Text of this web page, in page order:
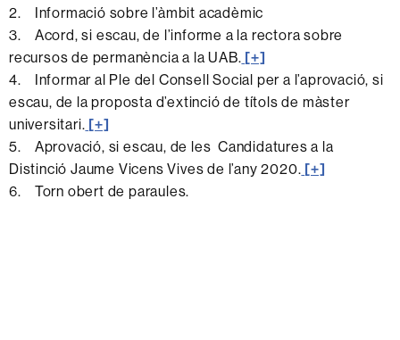
2. Informació sobre l’àmbit acadèmic
3. Acord, si escau, de l’informe a la rectora sobre
recursos de permanència a la UAB. [+]
4. Informar al Ple del Consell Social per a l’aprovació, si
escau, de la proposta d’extinció de títols de màster
universitari. [+]
5. Aprovació, si escau, de les Candidatures a la
Distinció Jaume Vicens Vives de l’any 2020. [+]
6. Torn obert de paraules.